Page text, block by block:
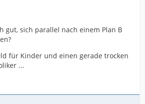
gut, sich parallel nach einem Plan B
für Kinder und einen gerade trocken
...